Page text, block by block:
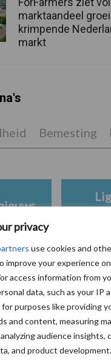
privacy
use cookies and
improve your experience
access information from
data, such as your IP
purposes like providing
and content, measuring
audience insights,
and product
marktaandeel
krimpende
markt
Bemesting
Toon meer